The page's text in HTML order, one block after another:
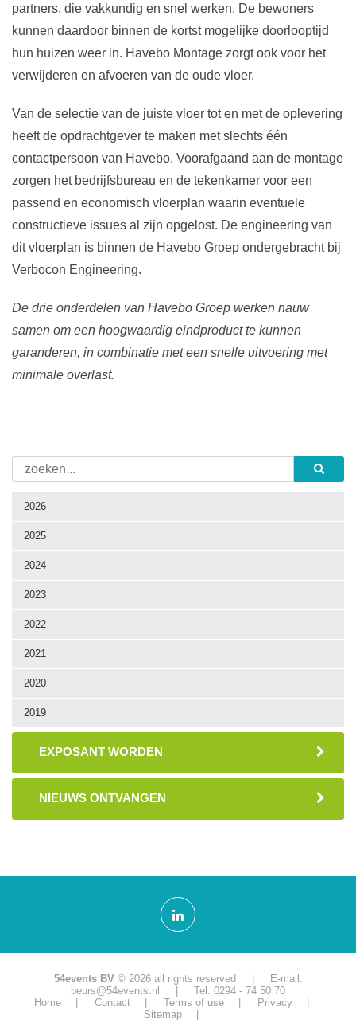
2026
2025
2024
2023
2022
2021
2020
2019
EXPOSANT WORDEN
NIEUWS ONTVANGEN
partners, die vakkundig en snel werken. De bewoners
kunnen daardoor binnen de kortst mogelijke doorlooptijd
hun huizen weer in. Havebo Montage zorgt ook voor het
verwijderen en afvoeren van de oude vloer.
Van de selectie van de juiste vloer tot en met de oplevering
heeft de opdrachtgever te maken met slechts één
contactpersoon van Havebo. Voorafgaand aan de montage
zorgen het bedrijfsbureau en de tekenkamer voor een
passend en economisch vloerplan waarin eventuele
constructieve issues al zijn opgelost. De engineering van
dit vloerplan is binnen de Havebo Groep ondergebracht bij
Verbocon Engineering.
De drie onderdelen van Havebo Groep werken nauw
samen om een hoogwaardig eindproduct te kunnen
garanderen, in combinatie met een snelle uitvoering met
minimale overlast.
54events BV© 2026 all rights reserved | E-mail:
beurs@54events.nl | Tel: 0294 - 74 50 70
Home
Contact Terms of use
Privacy
Sitemap